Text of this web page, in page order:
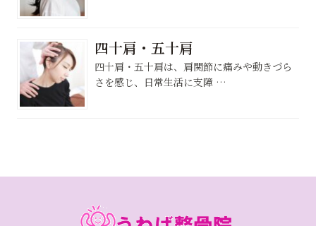
四十肩・五十肩
四十肩・五十肩は、肩関節に痛みや動きづら
さを感じ、日常生活に支障 …